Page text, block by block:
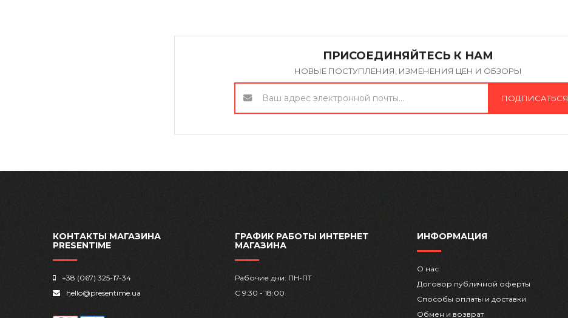
ПРИСОЕДИНЯЙТЕСЬ К НАМ
НОВЫЕ ПОСТУПЛЕНИЯ, ИЗМЕНЕНИЯ ЦЕН И ОБЗОРЫ
ПОДПИСАТЬСЯ
КОНТАКТЫ МАГАЗИНА
PRESENTIME
+38 (067) 325-17-34
hello@presentime.ua
ГРАФИК РАБОТЫ ИНТЕРНЕТ
МАГАЗИНА
Рабочие дни: ПН-ПТ
С 9:30 - 18:00
ИНФОРМАЦИЯ
О нас
Договор публичной оферты
Способы оплаты и доставки
Обмен и возврат